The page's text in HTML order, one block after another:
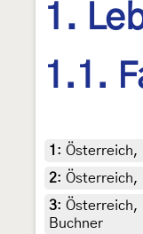
1.
1.1.
1 : Österreich,
2: Österreich,
3: Österreich,
Buchner